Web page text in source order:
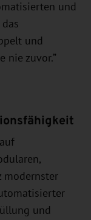
und
und
nie zuvor.”
modernster
und